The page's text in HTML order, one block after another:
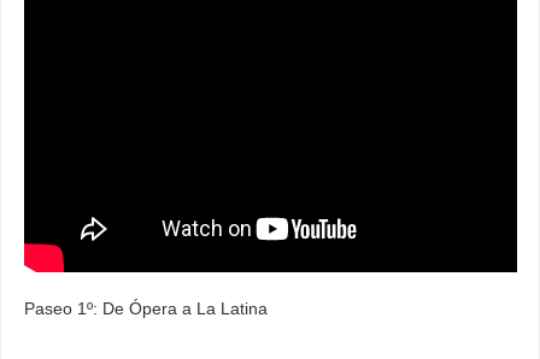
Paseo 1º: De Ópera a La Latina